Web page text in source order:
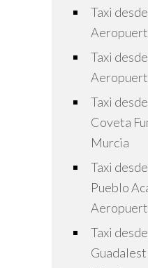
Taxi
Taxi
Taxi
Coveta
Murcia
Taxi
Pueblo
Taxi